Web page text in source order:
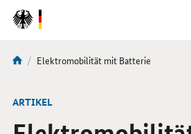
DirektZu:
Navigation
Sie
hier:
Aktuelle
Elektromobilität mit Batterie
ARTIKEL